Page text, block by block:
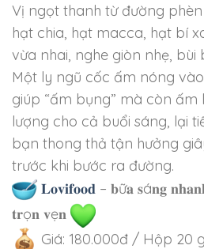
Vị ngọt thanh từ đường
hạt chia, hạt macca, hạt bí
vừa nhai, nghe giòn nhẹ,
Một ly ngũ cốc ấm nóng
giúp “ấm bụng” mà còn
lượng cho cả buổi sáng, lại
bạn thong thả tận hưởng
trước khi bước ra đường.
𝐋𝐨𝐯𝐢𝐟𝐨𝐨𝐝 – 𝐛ữ𝐚 𝐬á𝐧𝐠
𝐭𝐫ọ𝐧 𝐯ẹ𝐧
Giá: 180.000đ / Hộp 20